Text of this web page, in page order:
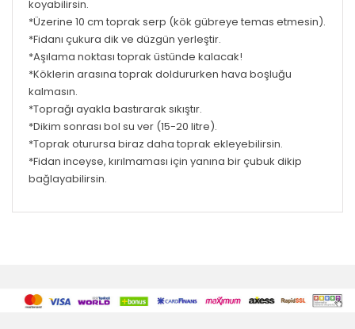
koyabilirsin.
*Üzerine 10 cm toprak serp (kök gübreye temas etmesin).
*Fidanı çukura dik ve düzgün yerleştir.
*Aşılama noktası toprak üstünde kalacak!
*Köklerin arasına toprak doldururken hava boşluğu
kalmasın.
*Toprağı ayakla bastırarak sıkıştır.
*Dikim sonrası bol su ver (15-20 litre).
*Toprak oturursa biraz daha toprak ekleyebilirsin.
*Fidan inceyse, kırılmaması için yanına bir çubuk dikip
bağlayabilirsin.